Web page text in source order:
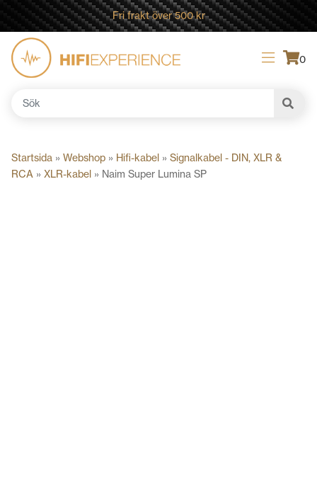
Fri frakt över 500 kr
0
Sök
Startsida » Webshop » Hifi-kabel » Signalkabel - DIN, XLR &
RCA » XLR-kabel » Naim Super Lumina SP